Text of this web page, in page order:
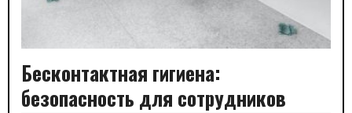
Бесконтактная гигиена:
безопасность для сотрудников